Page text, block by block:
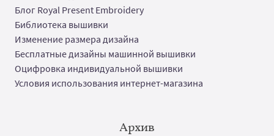
Блог Royal Present Embroidery
Библиотека вышивки
Изменение размера дизайна
Бесплатные дизайны машинной вышивки
Оцифровка индивидуальной вышивки
Условия использования интернет-магазина
Архив